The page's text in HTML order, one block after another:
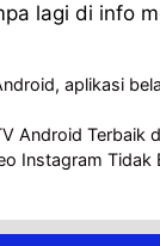
lagi di info
, aplikasi
Android Terbaik
Instagram Tidak